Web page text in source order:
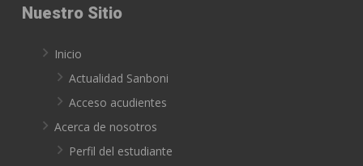
Nuestro Sitio
Inicio
Actualidad Sanboni
Acceso acudientes
Acerca de nosotros
Perfil del estudiante